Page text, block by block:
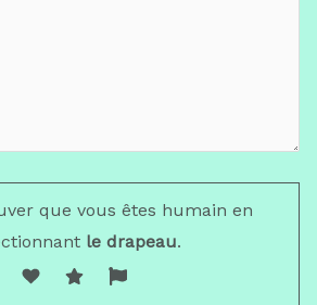
que vous êtes humain en
le drapeau.